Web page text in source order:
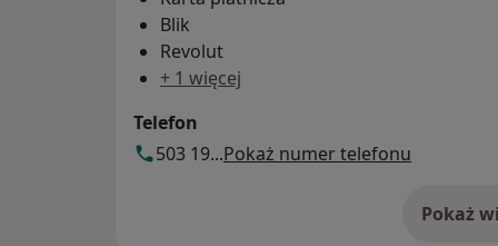
Blik
Revolut
+ 1 więcej
Telefon
503 19...Pokaż numer telefonu
Pokażo